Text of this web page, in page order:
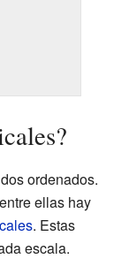
ordenados.
ellas hay
. Estas
escala.